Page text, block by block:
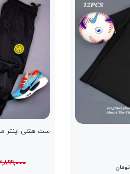
تومان
ست هتلی اینتر